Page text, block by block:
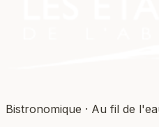
Bistronomique · Au fil de